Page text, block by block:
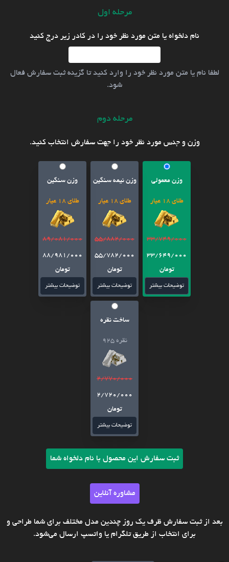
مرحله اول
نام دلخواه یا متن مورد نظر خود را در کادر زیر درج کنید
لطفا نام یا متن مورد نظر خود را وارد کنید تا گزینه ثبت سفارش فعال
شود.
مرحله دوم
وزن و جنس مورد نظر خود را جهت سفارش انتخاب کنید.
وزن معمولی
طلای 18 عیار
33/749/000
33/649/000
تومان
توضیحات بیشتر
وزن نیمه سنگین
طلای 18 عیار
55/882/000
55/782/000
تومان
توضیحات بیشتر
وزن سنگین
طلای 18 عیار
89/081/000
88/981/000
تومان
توضیحات بیشتر
ساخت نقره
نقره 925
2/770/000
2/720/000
تومان
توضیحات بیشتر
ثبت سفارش این محصول با نام دلخواه شما
مشاوره آنلاین
بعد از ثبت سفارش ظرف یک روز چندین مدل مختلف برای شما طراحی و
برای انتخاب از طریق تلگرام یا واتسپ ارسال می‌شود.